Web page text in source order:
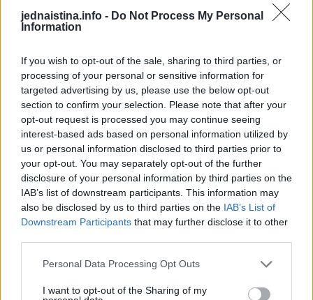
jednaistina.info - Do Not Process My Personal
Information
If you wish to opt-out of the sale, sharing to third parties, or
processing of your personal or sensitive information for
targeted advertising by us, please use the below opt-out
section to confirm your selection. Please note that after your
opt-out request is processed you may continue seeing
interest-based ads based on personal information utilized by
us or personal information disclosed to third parties prior to
your opt-out. You may separately opt-out of the further
disclosure of your personal information by third parties on the
IAB’s list of downstream participants. This information may
also be disclosed by us to third parties on the IAB’s List of
Downstream Participants that may further disclose it to other
Personal Data Processing Opt Outs
I want to opt-out of the Sharing of my
da nešto nije u redu.
moguće probleme su:
Uriniranje je bolno
Postoje tragovi krvi u urinu
Uriniranje je postalo retko
Budite se tokom noć i po nekoliko puta kako biste urinirali
Mučnina i povraćanje